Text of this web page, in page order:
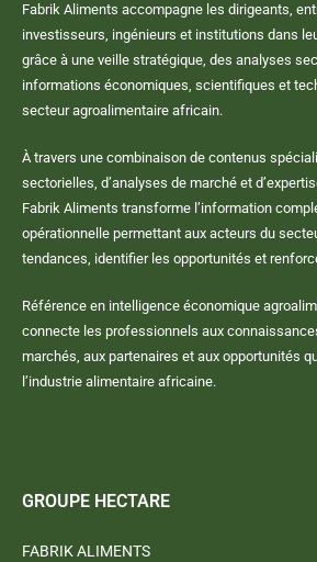
Fabrik Aliments accompagne les dirigeants,
investisseurs, ingénieurs et institutions dans
grâce à une veille stratégique, des analyses
informations économiques, scientifiques et
secteur agroalimentaire africain.
À travers une combinaison de contenus
sectorielles, d’analyses de marché et
Fabrik Aliments transforme l’information
opérationnelle permettant aux acteurs du
tendances, identifier les opportunités et
Référence en intelligence économique
connecte les professionnels aux
marchés, aux partenaires et aux opportunités
l’industrie alimentaire africaine.
GROUPE HECTARE
FABRIK ALIMENTS